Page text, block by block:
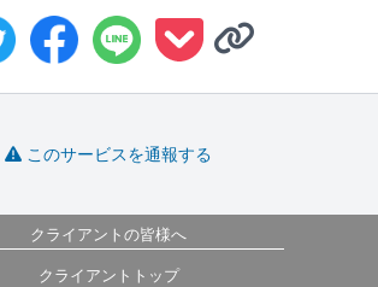
このサービスを通報する
クライアントの皆様へ
クライアントトップ